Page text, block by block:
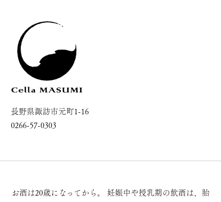
長野県諏訪市元町1-16
0266-57-0303
お酒は20歳になってから。
妊娠中や授乳期の飲酒は、胎